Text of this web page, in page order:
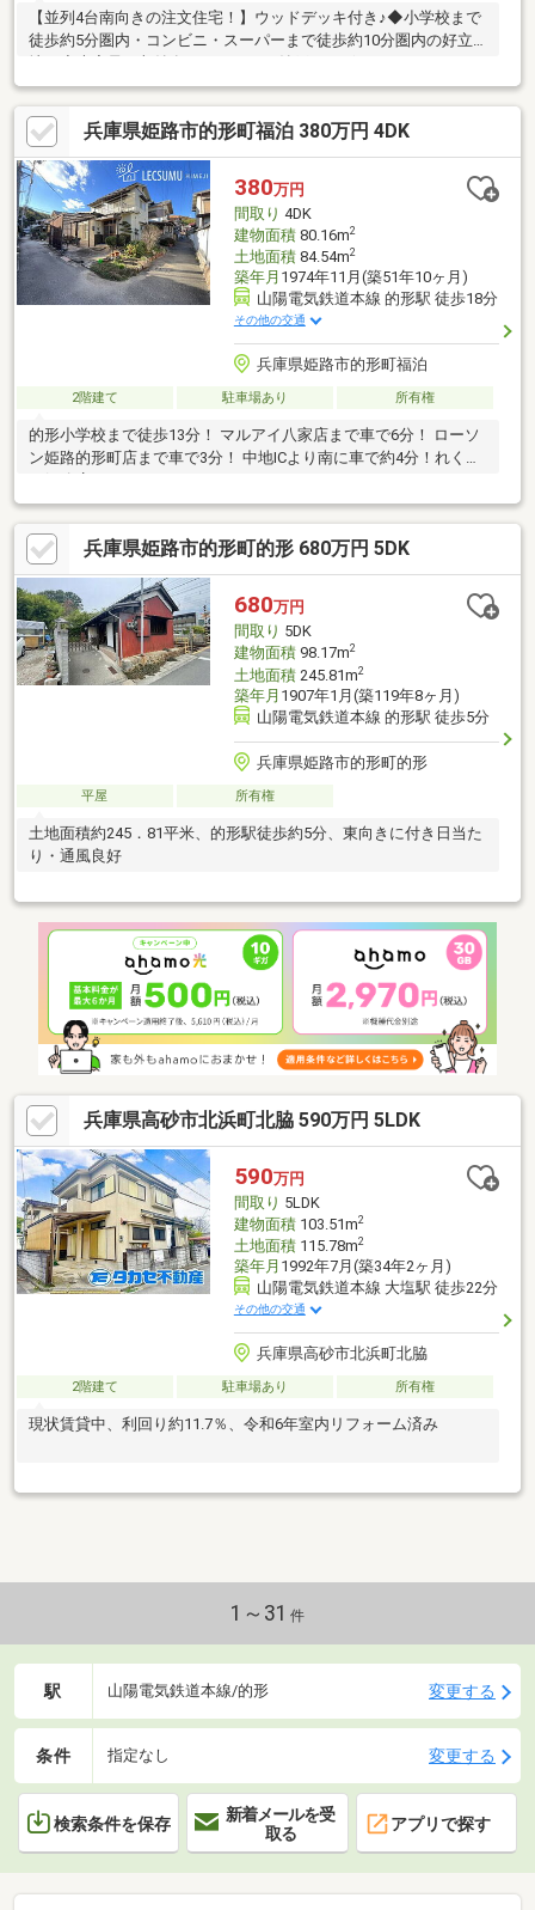
【並列4台南向きの注文住宅！】ウッドデッキ付き♪◆小学校まで
徒歩約5分圏内・コンビニ・スーパーまで徒歩約10分圏内の好立
兵庫県姫路市的形町福泊 380万円 4DK
380万円
間取り 4DK
建物面積80.16m2
土地面積84.54m2
築年月 1974年11月(築51年10ヶ月)
山陽電気鉄道本線 的形駅 徒歩18分
その他の交通
兵庫県姫路市的形町福泊
2階建て 駐車場あり 所有権
的形小学校まで徒歩13分！ マルアイ八家店まで車で6分！ ローソ
ン姫路的形町店まで車で3分！ 中地ICより南に車で約4分！れくす
兵庫県姫路市的形町的形 680万円 5DK
680万円
間取り 5DK
建物面積98.17m2
土地面積245.81m2
築年月 1907年1月(築119年8ヶ月)
山陽電気鉄道本線 的形駅 徒歩5分
兵庫県姫路市的形町的形
平屋 所有権
土地面積約245．81平米、的形駅徒歩約5分、東向きに付き日当た
り・通風良好
兵庫県高砂市北浜町北脇 590万円 5LDK
590万円
間取り 5LDK
建物面積103.51m2
土地面積115.78m2
築年月 1992年7月(築34年2ヶ月)
山陽電気鉄道本線 大塩駅 徒歩22分
その他の交通
兵庫県高砂市北浜町北脇
2階建て 駐車場あり 所有権
現状賃貸中、利回り約11.7％、令和6年室内リフォーム済み
1～31 件
駅 山陽電気鉄道本線/的形 変更する
条件 指定なし 変更する
検索条件を保存
新着メールを受
取る
アプリで探す